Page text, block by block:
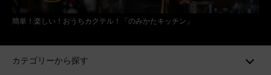
簡単！楽しい！おうちカクテル！「のみかたキッチン」
カテゴリーから探す